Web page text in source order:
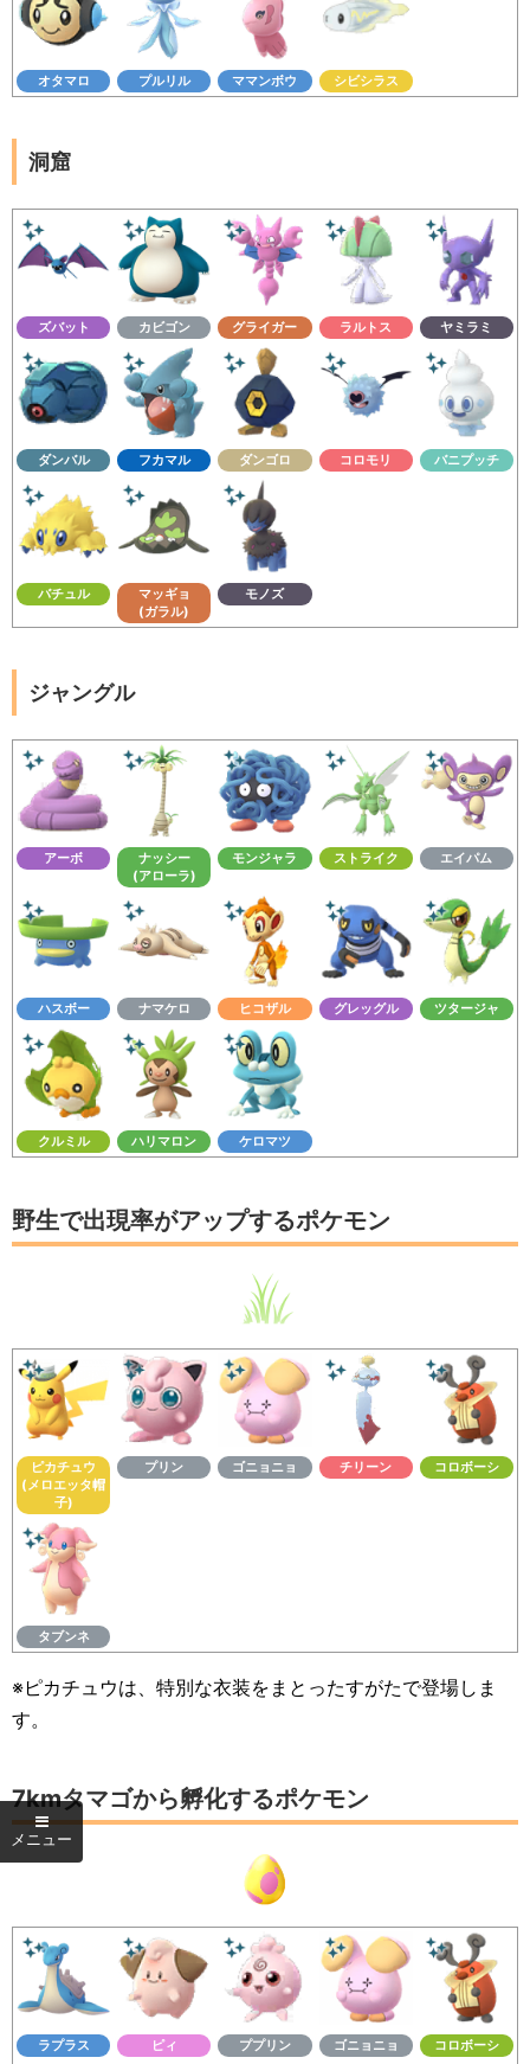
オタマロ プルリル ママンボウ シビシラス
洞窟
ズバット カビゴン グライガー ラルトス ヤミラミ
ダンバル フカマル ダンゴロ コロモリ バニプッチ
バチュル
マッギョ
(ガラル)
モノズ
ジャングル
アーボ
ナッシー
(アローラ)
モンジャラ ストライク エイパム
ハスボー ナマケロ ヒコザル グレッグル ツタージャ
クルミル ハリマロン ケロマツ
野生で出現率がアップするポケモン
ピカチュウ
(メロエッタ帽
子)
プリン ゴニョニョ チリーン コロボーシ
タブンネ
※ピカチュウは、特別な衣装をまとったすがたで登場しま
す。
7kmタマゴから孵化するポケモン
ラプラス ピィ ププリン ゴニョニョ コロボーシ